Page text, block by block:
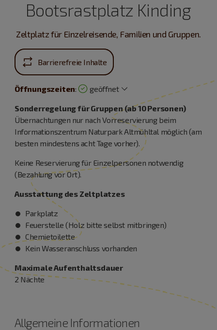
Bootsrastplatz Kinding
Zeltplatz für Einzelreisende, Familien und Gruppen.
Barrierefreie Inhalte
Öffnungszeiten: geöffnet
Sonderregelung für Gruppen (ab 10 Personen)
Übernachtungen nur nach Vorreservierung beim
Informationszentrum Naturpark Altmühltal möglich (am
besten mindestens acht Tage vorher).
Keine Reservierung für Einzelpersonen notwendig
(Bezahlung vor Ort).
Ausstattung des Zeltplatzes
Parkplatz
Feuerstelle (Holz bitte selbst mitbringen)
Chemietoilette
Kein Wasseranschluss vorhanden
Maximale Aufenthaltsdauer
2 Nächte
Allgemeine Informationen